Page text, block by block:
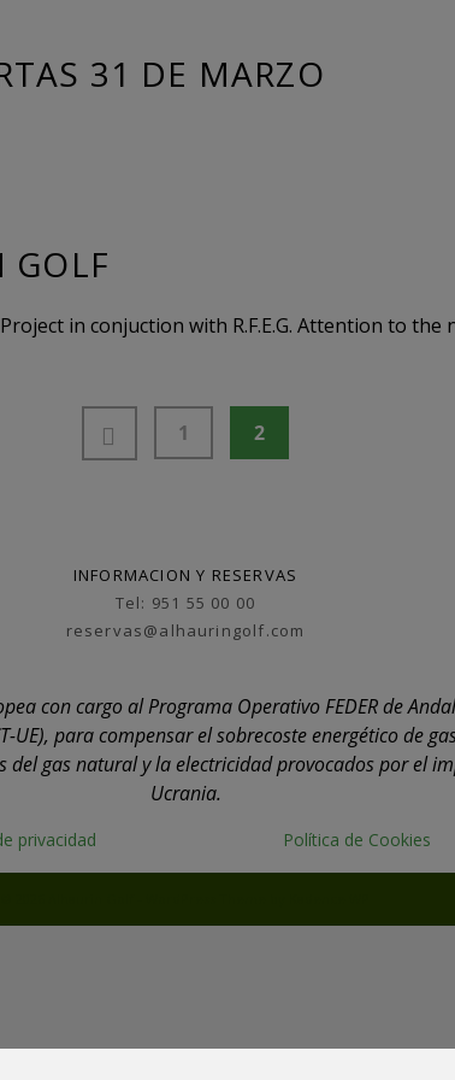
31 DE MARZO
GOLF
in conjuction with R.F.E.G. Attention to the
1 2
INFORMACION Y RESERVAS
Tel: 951 55 00 00
reservas@alhauringolf.com
con cargo al Programa Operativo FEDER de
UE), para compensar el sobrecoste energético de
gas natural y la electricidad provocados por el
Ucrania.
privacidad Política de Cookies